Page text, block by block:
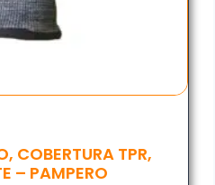
COBERTURA TPR,
– PAMPERO